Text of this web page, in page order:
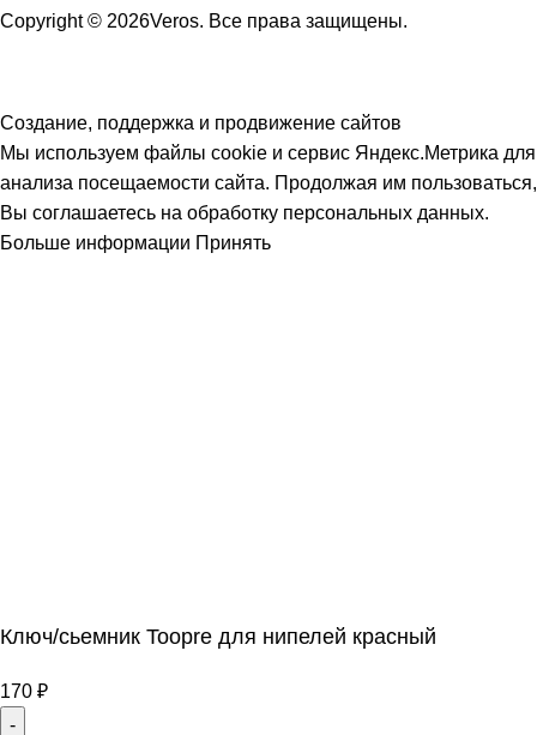
Copyright © 2026Veros. Все права защищены.
Создание, поддержка и продвижение сайтов
Мы используем файлы cookie и сервис Яндекс.Метрика для
анализа посещаемости сайта. Продолжая им пользоваться,
Вы соглашаетесь на обработку персональных данных.
Больше информации Принять
Ключ/сьемник Toopre для нипелей красный
170 ₽